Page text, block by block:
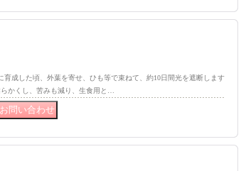
育成した頃、外葉を寄せ、ひも等で束ねて、約10日間光を遮断します
かくし、苦みも減り、生食用と…